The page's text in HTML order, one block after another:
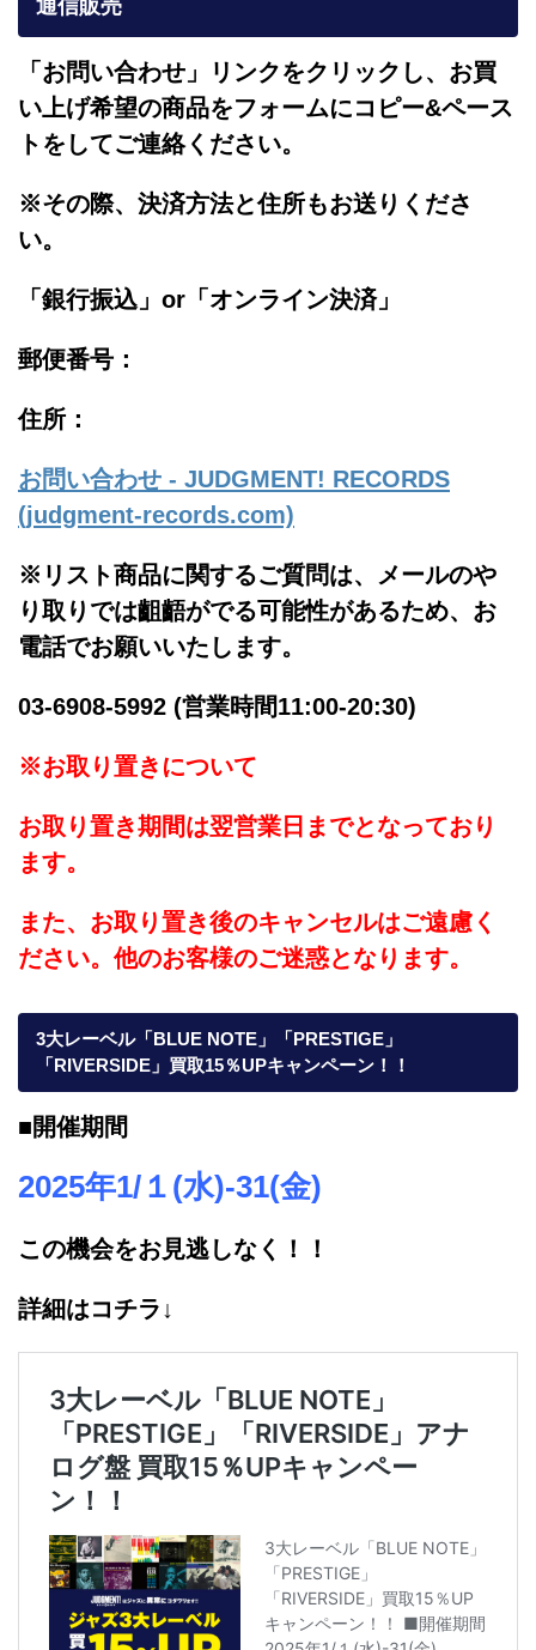
通信販売
「お問い合わせ」リンクをクリックし、 お買
い上げ希望の商品をフォームにコピー&ペース
トをしてご連絡ください。
※その際、決済方法と住所もお送りくださ
い。
「銀行振込」or「オンライン決済」
郵便番号：
住所：
お問い合わせ - JUDGMENT! RECORDS
(judgment-records.com)
※リスト商品に関するご質問は、メールのや
り取りでは齟齬がでる可能性があるため、お
電話でお願いいたします。
03-6908-5992 (営業時間11:00-20:30)
※お取り置きについて
お取り置き期間は翌営業日までとなっており
ます。
また、お取り置き後のキャンセルはご遠慮く
ださい。他のお客様のご迷惑となります。
3大レーベル「BLUE NOTE」「PRESTIGE」
「RIVERSIDE」買取15％UPキャンペーン！！
■開催期間
2025年1/１(水)-31(金)
この機会をお見逃しなく！！
詳細はコチラ↓